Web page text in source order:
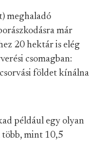
meghaladó
már
20 hektár is elég
csomagban:
földet
például egy olyan
mint 10,5